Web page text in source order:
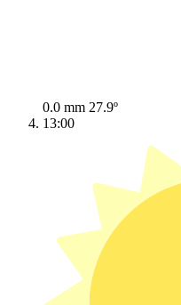
0.0 mm 27.9º
13:00